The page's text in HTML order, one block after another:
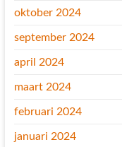
oktober 2024
september 2024
april 2024
maart 2024
februari 2024
januari 2024